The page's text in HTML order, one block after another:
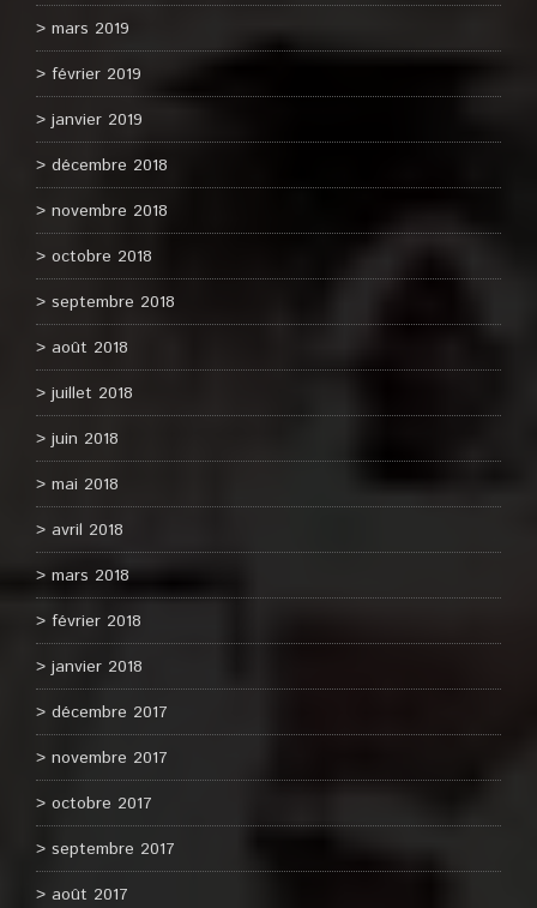
mars 2019
février 2019
janvier 2019
décembre 2018
novembre 2018
octobre 2018
septembre 2018
août 2018
juillet 2018
juin 2018
mai 2018
avril 2018
mars 2018
février 2018
janvier 2018
décembre 2017
novembre 2017
octobre 2017
septembre 2017
août 2017